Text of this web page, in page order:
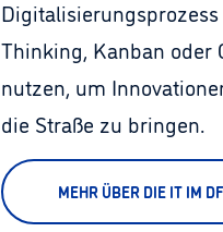
Thinking, Kanban oder
nutzen, um
die Straße zu bringen.
MEHR ÜBER DIE IT IM